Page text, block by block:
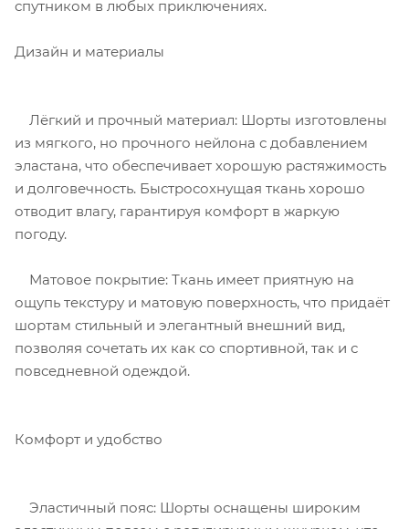
спутником в любых приключениях.
Дизайн и материалы
Лёгкий и прочный материал: Шорты изготовлены
из мягкого, но прочного нейлона с добавлением
эластана, что обеспечивает хорошую растяжимость
и долговечность. Быстросохнущая ткань хорошо
отводит влагу, гарантируя комфорт в жаркую
погоду.
Матовое покрытие: Ткань имеет приятную на
ощупь текстуру и матовую поверхность, что придаёт
шортам стильный и элегантный внешний вид,
позволяя сочетать их как со спортивной, так и с
повседневной одеждой.
Комфорт и удобство
Эластичный пояс: Шорты оснащены широким